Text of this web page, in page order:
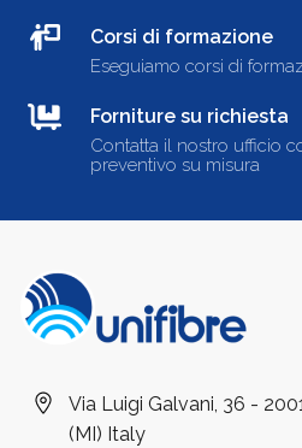
Corsi di formazione
Eseguiamo corsi di
Forniture su richiesta
Contatta il nostro ufficio
preventivo su misura
Via Luigi Galvani, 36 -
(MI) Italy